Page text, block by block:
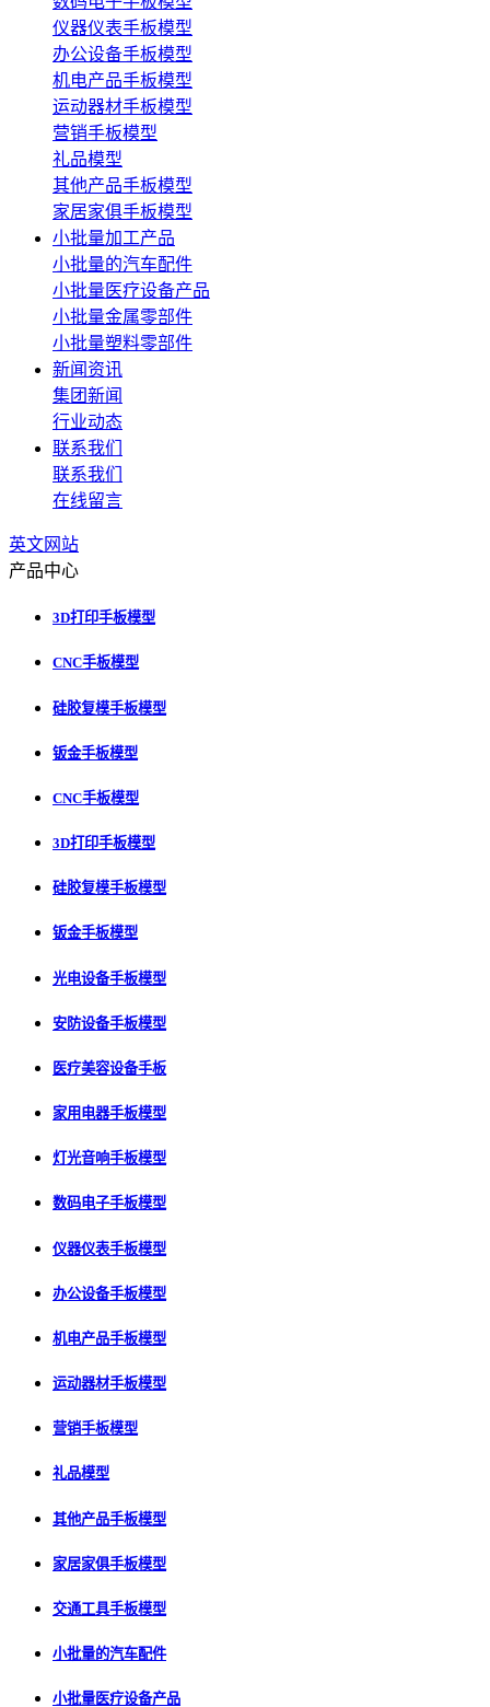
仪器仪表手板模型
办公设备手板模型
机电产品手板模型
运动器材手板模型
营销手板模型
礼品模型
其他产品手板模型
家居家俱手板模型
小批量加工产品
小批量的汽车配件
小批量医疗设备产品
小批量金属零部件
小批量塑料零部件
新闻资讯
集团新闻
行业动态
联系我们
联系我们
在线留言
英文网站
产品中心
3D打印手板模型
CNC手板模型
硅胶复模手板模型
钣金手板模型
CNC手板模型
3D打印手板模型
硅胶复模手板模型
钣金手板模型
光电设备手板模型
安防设备手板模型
医疗美容设备手板
家用电器手板模型
灯光音响手板模型
数码电子手板模型
仪器仪表手板模型
办公设备手板模型
机电产品手板模型
运动器材手板模型
营销手板模型
礼品模型
其他产品手板模型
家居家俱手板模型
交通工具手板模型
小批量的汽车配件
小批量医疗设备产品